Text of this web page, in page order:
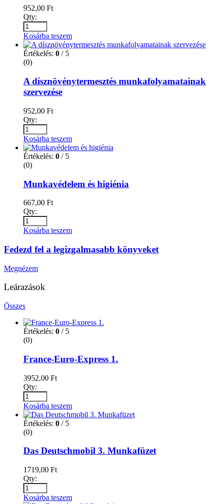
952,00 Ft
Qty:
Kosárba teszem
Értékelés: 0 / 5
(0)
A dísznövénytermesztés munkafolyamatainak
szervezése
952,00 Ft
Qty:
Kosárba teszem
Értékelés: 0 / 5
(0)
Munkavédelem és higiénia
667,00 Ft
Qty:
Kosárba teszem
Fedezd fel a legizgalmasabb könyveket
Megnézem
Leárazások
Összes
Értékelés: 0 / 5
(0)
France-Euro-Express 1.
3952,00 Ft
Qty:
Kosárba teszem
Értékelés: 0 / 5
(0)
Das Deutschmobil 3. Munkafüzet
1719,00 Ft
Qty:
Kosárba teszem